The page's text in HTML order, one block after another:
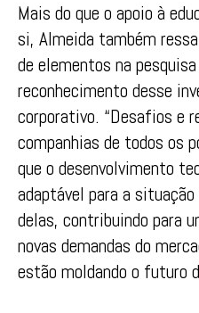
Mais do que o apoio à
si, Almeida também
de elementos na
reconhecimento desse
corporativo. “Desafios e
companhias de todos os
que o desenvolvimento
adaptável para a
delas, contribuindo para
novas demandas do
estão moldando o futuro